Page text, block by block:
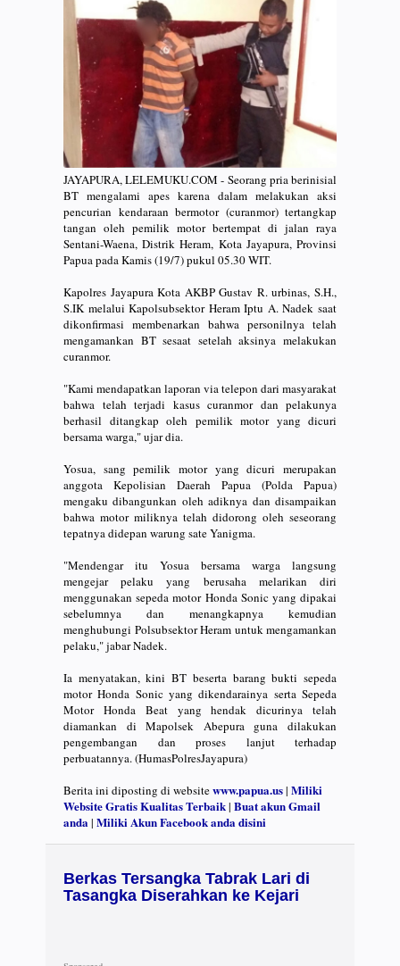
JAYAPURA, LELEMUKU.COM - Seorang pria berinisial
BT mengalami apes karena dalam melakukan aksi
pencurian kendaraan bermotor (curanmor) tertangkap
tangan oleh pemilik motor bertempat di jalan raya
Sentani-Waena, Distrik Heram, Kota Jayapura, Provinsi
Papua pada Kamis (19/7) pukul 05.30 WIT.
Kapolres Jayapura Kota AKBP Gustav R. urbinas, S.H.,
S.IK melalui Kapolsubsektor Heram Iptu A. Nadek saat
dikonfirmasi membenarkan bahwa personilnya telah
mengamankan BT sesaat setelah aksinya melakukan
curanmor.
"Kami mendapatkan laporan via telepon dari masyarakat
bahwa telah terjadi kasus curanmor dan pelakunya
berhasil ditangkap oleh pemilik motor yang dicuri
bersama warga," ujar dia.
Yosua, sang pemilik motor yang dicuri merupakan
anggota Kepolisian Daerah Papua (Polda Papua)
mengaku dibangunkan oleh adiknya dan disampaikan
bahwa motor miliknya telah didorong oleh seseorang
tepatnya didepan warung sate Yanigma.
"Mendengar itu Yosua bersama warga langsung
mengejar pelaku yang berusaha melarikan diri
menggunakan sepeda motor Honda Sonic yang dipakai
sebelumnya dan menangkapnya kemudian
menghubungi Polsubsektor Heram untuk mengamankan
pelaku," jabar Nadek.
Ia menyatakan, kini BT beserta barang bukti sepeda
motor Honda Sonic yang dikendarainya serta Sepeda
Motor Honda Beat yang hendak dicurinya telah
diamankan di Mapolsek Abepura guna dilakukan
pengembangan dan proses lanjut terhadap
perbuatannya. (HumasPolresJayapura)
Berita ini diposting di websitewww.papua.us| Miliki
Website Gratis Kualitas Terbaik| Buat akun Gmail
anda| Miliki Akun Facebook anda disini
Berkas Tersangka Tabrak Lari di
Tasangka Diserahkan ke Kejari